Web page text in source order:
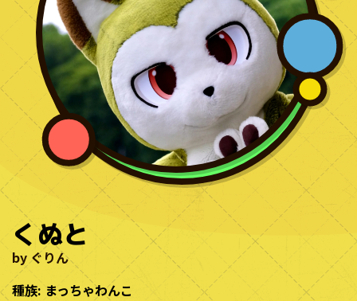
くぬと
by ぐりん
種族: まっちゃわんこ